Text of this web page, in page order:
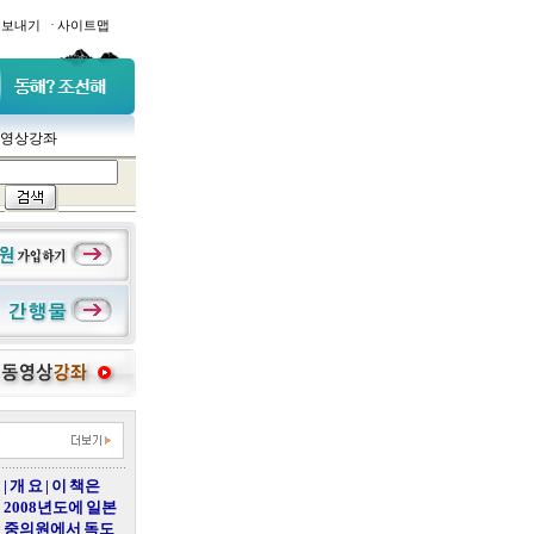
내기 · 사이트맵
상강좌
| 개 요 | 이 책은
2008년도에 일본
중의원에서 독도